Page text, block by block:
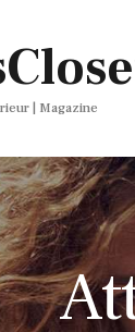
| Magazine